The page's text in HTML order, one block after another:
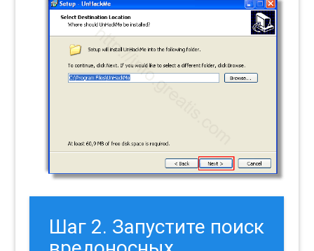
Шаг 2. Запустите поиск